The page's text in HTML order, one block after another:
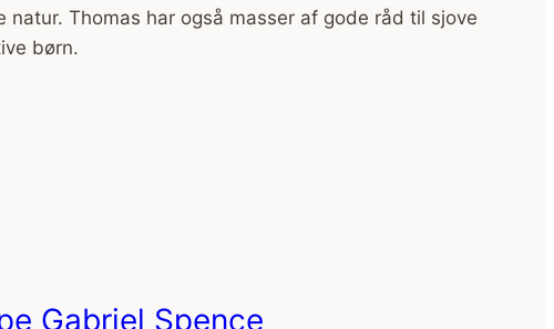
Thomas har også masser af gode råd til sjove
børn.
Gabriel Spence